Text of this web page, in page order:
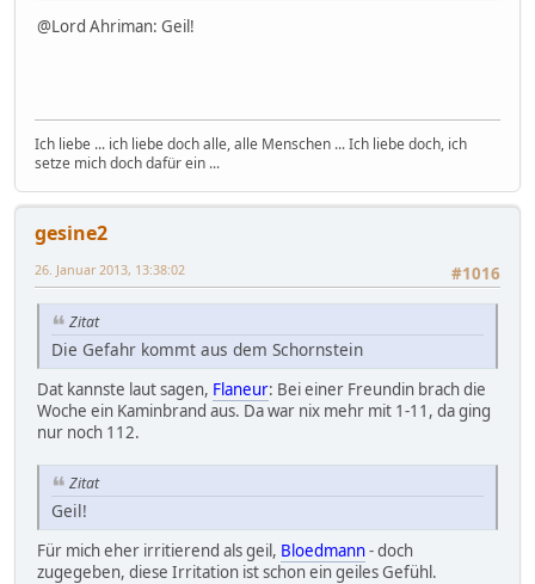
@Lord Ahriman: Geil!
Ich liebe ... ich liebe doch alle, alle Menschen ... Ich liebe doch, ich
setze mich doch dafür ein ...
gesine2
#1016
26. Januar 2013, 13:38:02
Zitat
Die Gefahr kommt aus dem Schornstein
Dat kannste laut sagen, Flaneur: Bei einer Freundin brach die
Woche ein Kaminbrand aus. Da war nix mehr mit 1-11, da ging
nur noch 112.
Zitat
Geil!
Für mich eher irritierend als geil, Bloedmann- doch
zugegeben, diese Irritation ist schon ein geiles Gefühl.